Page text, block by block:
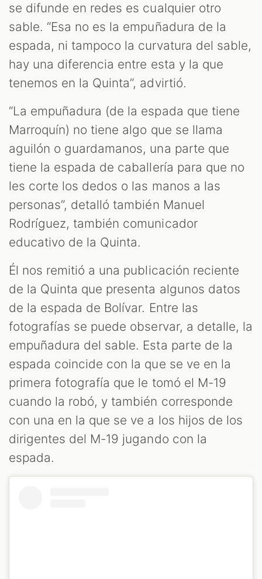
se difunde en redes es cualquier otro
sable. “Esa no es la empuñadura de la
espada, ni tampoco la curvatura del sable,
hay una diferencia entre esta y la que
tenemos en la Quinta”, advirtió.
“La empuñadura (de la espada que tiene
Marroquín) no tiene algo que se llama
aguilón o guardamanos, una parte que
tiene la espada de caballería para que no
les corte los dedos o las manos a las
personas”, detalló también Manuel
Rodríguez, también comunicador
educativo de la Quinta.
Él nos remitió a una publicación reciente
de la Quinta que presenta algunos datos
de la espada de Bolívar. Entre las
fotografías se puede observar, a detalle, la
empuñadura del sable. Esta parte de la
espada coincide con la que se ve en la
primera fotografía que le tomó el M-19
cuando la robó, y también corresponde
con una en la que se ve a los hijos de los
dirigentes del M-19 jugando con la
espada.